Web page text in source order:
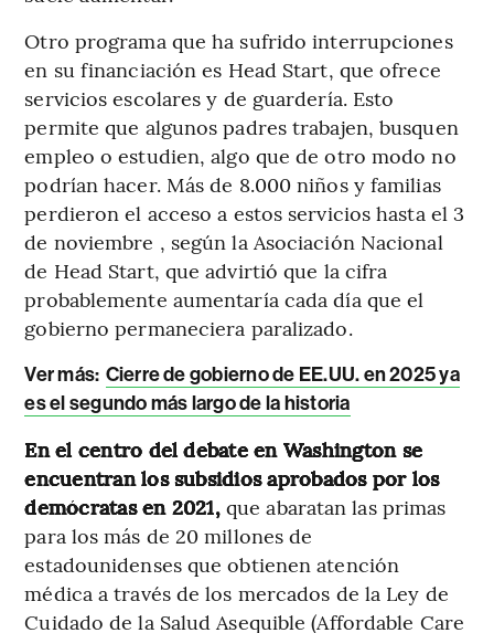
Otro programa que ha sufrido interrupciones
en su financiación es Head Start, que ofrece
servicios escolares y de guardería. Esto
permite que algunos padres trabajen, busquen
empleo o estudien, algo que de otro modo no
podrían hacer. Más de 8.000 niños y familias
perdieron el acceso a estos servicios hasta el 3
de noviembre , según la Asociación Nacional
de Head Start, que advirtió que la cifra
probablemente aumentaría cada día que el
gobierno permaneciera paralizado.
Ver más: Cierre de gobierno de EE.UU. en 2025 ya
es el segundo más largo de la historia
En el centro del debate en Washington se
encuentran los subsidios aprobados por los
demócratas en 2021,que abaratan las primas
para los más de 20 millones de
estadounidenses que obtienen atención
médica a través de los mercados de la Ley de
Cuidado de la Salud Asequible (Affordable Care